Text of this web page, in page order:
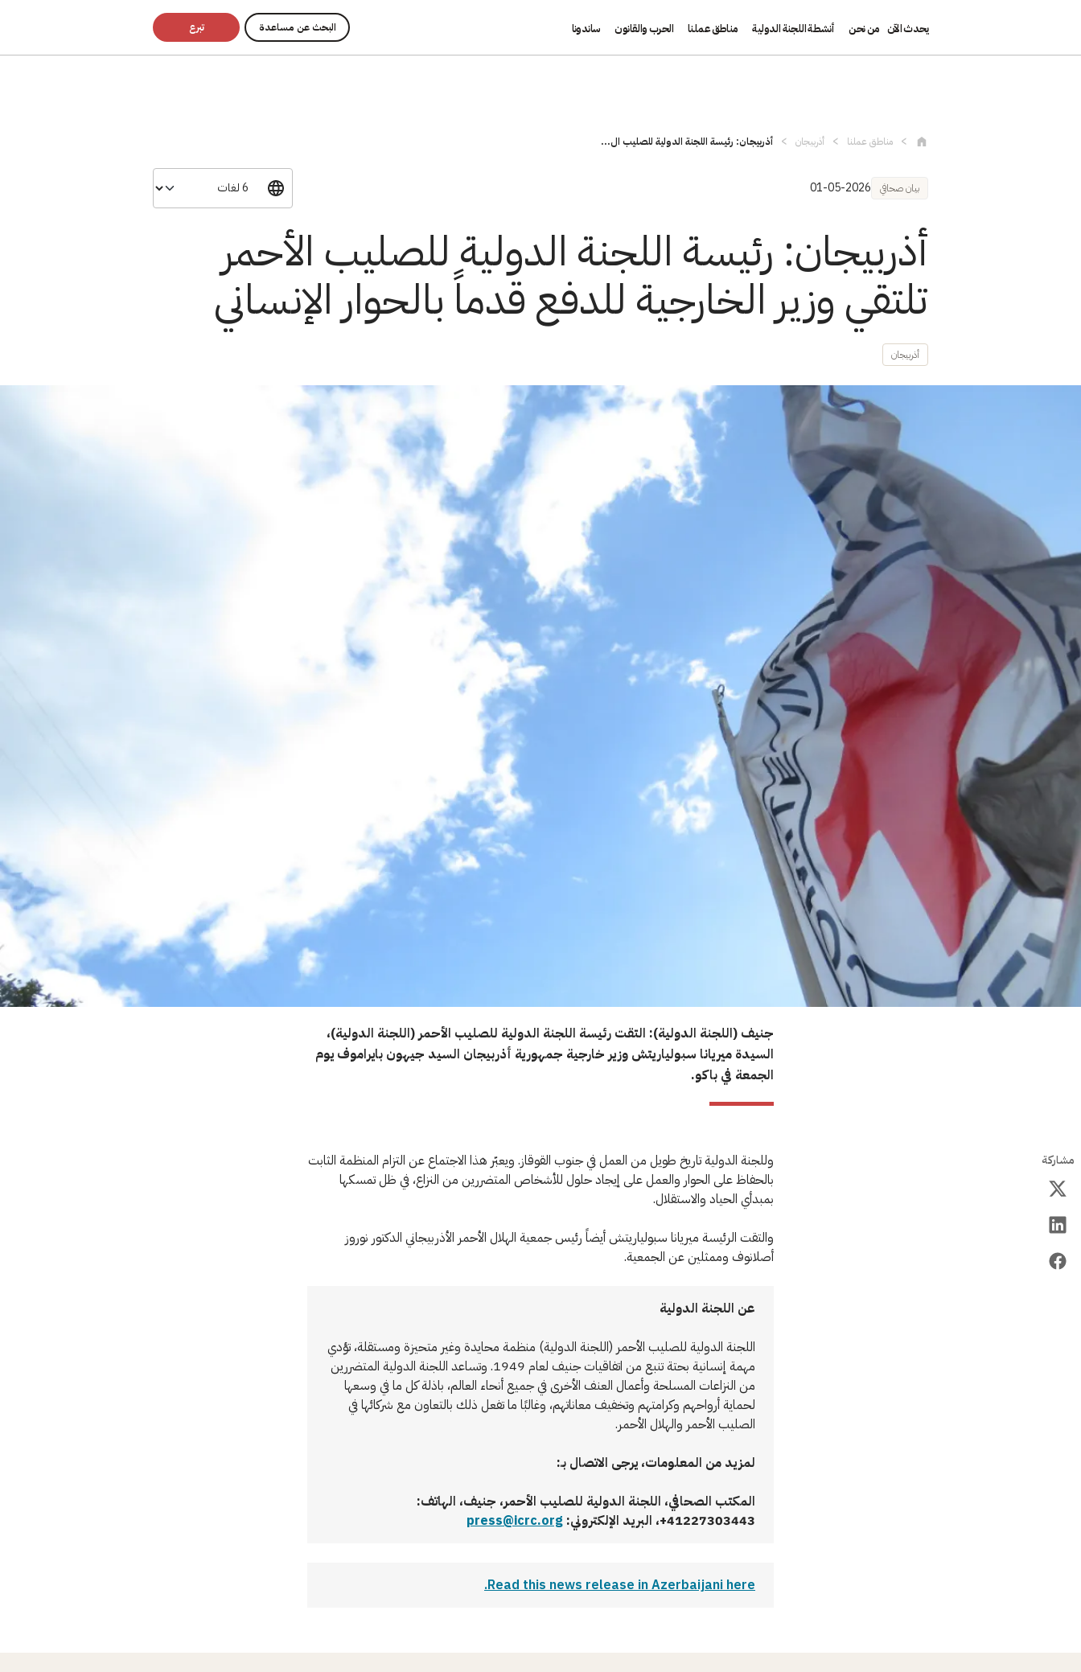
يحدث الآن من نحن أنشطة اللجنة الدولية مناطق عملنا الحرب والقانون ساندونا البحث عن مساعدة تبرع
مناطق عملنا أذربيجان أذربيجان: رئيسة اللجنة الدولية للصليب ال...
بيان صحافي 01-05-2026
أذربيجان: رئيسة اللجنة الدولية للصليب الأحمر
تلتقي وزير الخارجية للدفع قدماً بالحوار الإنساني
أذربيجان
جنيف (اللجنة الدولية): التقت رئيسة اللجنة الدولية للصليب الأحمر (اللجنة الدولية)،
السيدة ميريانا سبولياريتش وزير خارجية جمهورية أذربيجان السيد جيهون بايراموف يوم
الجمعة في باكو.
مشاركة
وللجنة الدولية تاريخ طويل من العمل في جنوب القوقاز. ويعبّر هذا الاجتماع عن التزام المنظمة الثابت
بالحفاظ على الحوار والعمل على إيجاد حلول للأشخاص المتضررين من النزاع، في ظل تمسكها
بمبدأي الحياد والاستقلال.
والتقت الرئيسة ميريانا سبولياريتش أيضاً رئيس جمعية الهلال الأحمر الأذربيجاني الدكتور نوروز
أصلانوف وممثلين عن الجمعية.
عن اللجنة الدولية
اللجنة الدولية للصليب الأحمر (اللجنة الدولية) منظمة محايدة وغير متحيزة ومستقلة، تؤدي
مهمة إنسانية بحتة تنبع من اتفاقيات جنيف لعام 1949. وتساعد اللجنة الدولية المتضررين
من النزاعات المسلحة وأعمال العنف الأخرى في جميع أنحاء العالم، باذلة كل ما في وسعها
لحماية أرواحهم وكرامتهم وتخفيف معاناتهم، وغالبًا ما تفعل ذلك بالتعاون مع شركائها في
الصليب الأحمر والهلال الأحمر.
لمزيد من المعلومات، يرجى الاتصال بـ:
المكتب الصحافي، اللجنة الدولية للصليب الأحمر، جنيف، الهاتف:
41227303443+، البريد الإلكتروني:
press@icrc.org
Read this news release in Azerbaijani here.